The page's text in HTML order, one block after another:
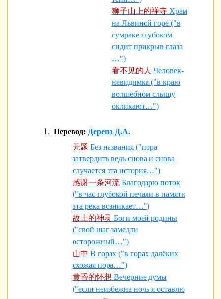
狮子山上的禅寺 Храм
на Львиной горе ("в
сумраке глубоком
сидит прикрыв глаза
…")
看不见的人 Человек-
невидимка ("в краю
волшебном слышу
окликают…")
Перевод: Дерепа Д.А.
无题 Без названия ("пора
затвердить ведь снова и снова
случается эта история…")
感谢一条河流 Благодарю поток
("в час глубокой печали в памяти
эта река возникает…")
故土的神灵 Боги моей родины
("свой шаг замедли
осторожный…")
山中 В горах ("в горах далёких
схожая пора…")
黄昏的怀想 Вечерние думы
("если неизбежна ночь я оставлю